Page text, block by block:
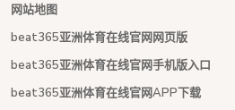
网站地图
beat365亚洲体育在线官网网页版
beat365亚洲体育在线官网手机版入口
beat365亚洲体育在线官网APP下载